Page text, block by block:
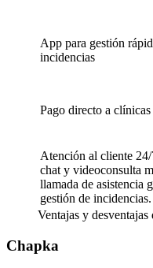
App para gestión
incidencias
Pago directo a clínicas
Atención al cliente 24/
chat y videoconsulta
llamada de asistencia
gestión de incidencias.
Ventajas y
Chapka